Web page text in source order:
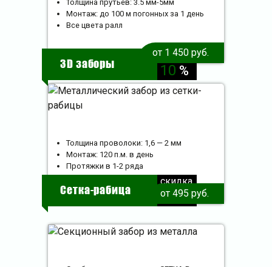
3D заборы
скидка
10 %
Толщина прутьев: 3.5 мм-5мм
Монтаж: до 100 м погонных за 1 день
Все цвета ралл
от 1 450 руб.
Сетка-рабица
скидка
10%
Толщина проволоки: 1,6 — 2 мм
Монтаж: 120 п.м. в день
Протяжки в 1-2 ряда
от 495 руб.